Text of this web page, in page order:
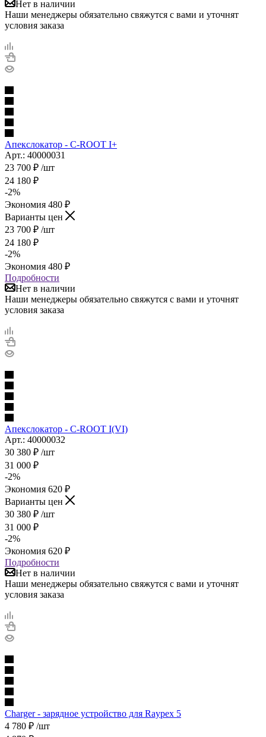
Нет в наличии
Наши менеджеры обязательно свяжутся с вами и уточнят
условия заказа
Апекслокатор - C-ROOT I+
Арт.: 40000031
23 700 ₽ /шт
24 180 ₽
-2%
Экономия 480 ₽
Варианты цен
23 700 ₽ /шт
24 180 ₽
-2%
Экономия 480 ₽
Подробности
Нет в наличии
Наши менеджеры обязательно свяжутся с вами и уточнят
условия заказа
Апекслокатор - C-ROOT I(VI)
Арт.: 40000032
30 380 ₽ /шт
31 000 ₽
-2%
Экономия 620 ₽
Варианты цен
30 380 ₽ /шт
31 000 ₽
-2%
Экономия 620 ₽
Подробности
Нет в наличии
Наши менеджеры обязательно свяжутся с вами и уточнят
условия заказа
Charger - зарядное устройство для Raypex 5
4 780 ₽ /шт